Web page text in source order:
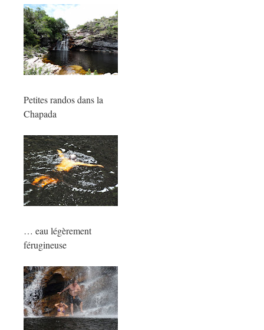
Petites randos dans la
Chapada
… eau légèrement
férugineuse